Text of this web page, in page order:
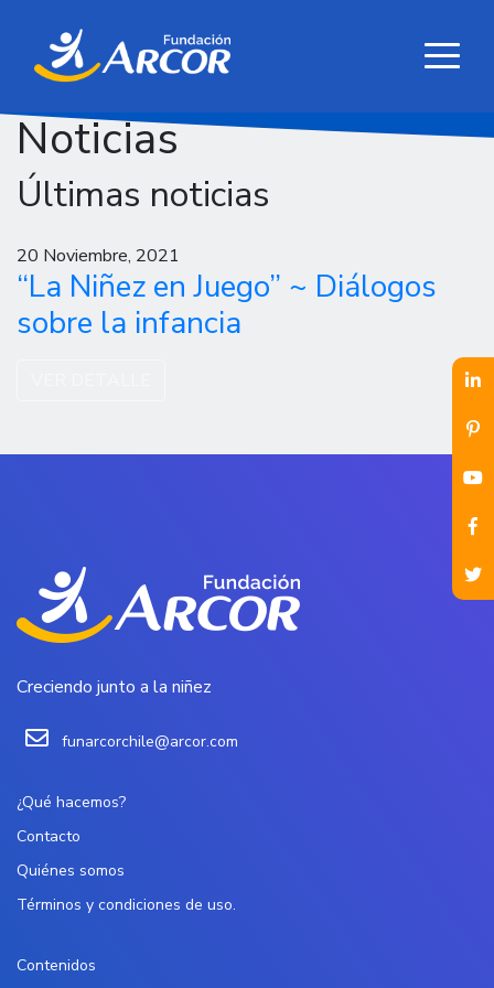
Noticias
Últimas noticias
20 Noviembre, 2021
“La Niñez en Juego” ~ Diálogos
sobre la infancia
Creciendo junto a la niñez
funarcorchile@arcor.com
¿Qué hacemos?
Contacto
Quiénes somos
Términos y condiciones de uso.
Contenidos